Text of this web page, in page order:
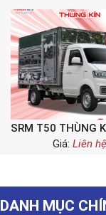
SRM T50 THÙNG
Giá: Liên hệ
DANH MỤC